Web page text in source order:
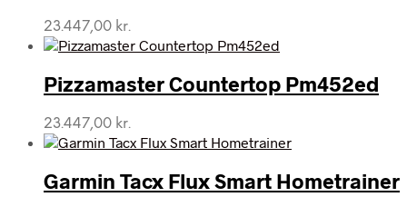
23.447,00 kr.
Pizzamaster Countertop Pm452ed
23.447,00 kr.
Garmin Tacx Flux Smart Hometrainer